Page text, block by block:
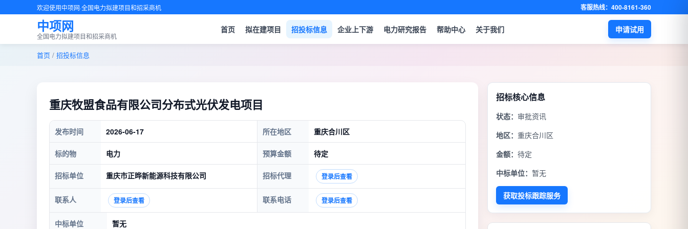
欢迎使用中项网·全国电力拟建项目和招采商机 客服热线：400-8161-360
中项网
全国电力拟建项目和招采商机
首页 拟在建项目 招投标信息 企业上下游 电力研究报告 帮助中心 关于我们 申请试用
首页 / 招投标信息
重庆牧盟食品有限公司分布式光伏发电项目
发布时间 2026-06-17 所在地区 重庆合川区
标的物 电力 预算金额 待定
招标单位 重庆市正晔新能源科技有限公司 招标代理 登录后查看
联系人 登录后查看 联系电话 登录后查看
中标单位 暂无
招标核心信息
状态： 审批资讯
地区： 重庆合川区
金额： 待定
中标单位： 暂无
获取投标跟踪服务